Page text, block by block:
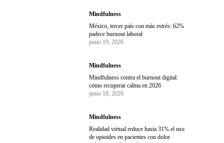
Mindfulness
México, tercer país con más estrés: 62%
padece burnout laboral
junio 19, 2026
Mindfulness
Mindfulness contra el burnout digital:
cómo recuperar calma en 2026
junio 18, 2026
Mindfulness
Realidad virtual reduce hasta 31% el uso
de opioides en pacientes con dolor